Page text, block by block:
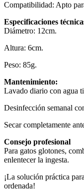
Compatibilidad: Apto
Especificaciones
Diámetro: 12cm.
Altura: 6cm.
Peso: 85g.
Mantenimiento:
Lavado diario con agua
Desinfección semanal
Secar completamente
Consejo profesional
Para gatos glotones,
enlentecer la ingesta.
¡La solución práctica
ordenada!